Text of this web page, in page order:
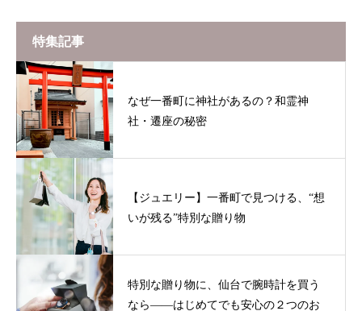
特集記事
なぜ一番町に神社があるの？和霊神
社・遷座の秘密
【ジュエリー】一番町で見つける、“想
いが残る”特別な贈り物
特別な贈り物に、仙台で腕時計を買う
なら——はじめてでも安心の２つのお